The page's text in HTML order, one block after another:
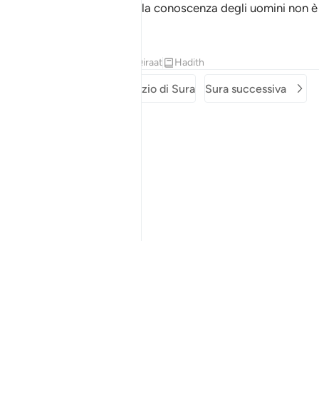
tutto quello che è celato alla conoscenza degli uomini non è
Qiraat Hadith
Inizio di Sura Sura successiva